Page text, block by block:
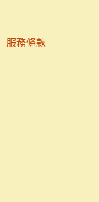
服務條款